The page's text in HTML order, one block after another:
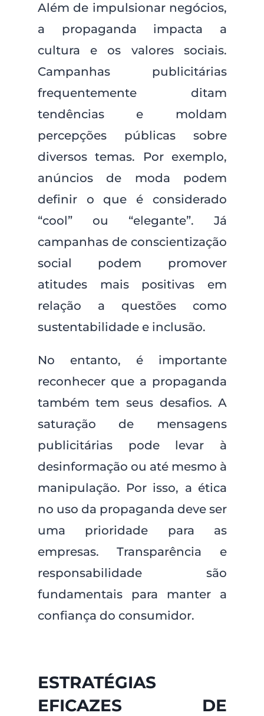
Além de impulsionar negócios,
a propaganda impacta a
cultura e os valores sociais.
Campanhas publicitárias
frequentemente ditam
tendências e moldam
percepções públicas sobre
diversos temas. Por exemplo,
anúncios de moda podem
definir o que é considerado
“cool” ou “elegante”. Já
campanhas de conscientização
social podem promover
atitudes mais positivas em
relação a questões como
sustentabilidade e inclusão.
No entanto, é importante
reconhecer que a propaganda
também tem seus desafios. A
saturação de mensagens
publicitárias pode levar à
desinformação ou até mesmo à
manipulação. Por isso, a ética
no uso da propaganda deve ser
uma prioridade para as
empresas. Transparência e
responsabilidade são
fundamentais para manter a
confiança do consumidor.
ESTRATÉGIAS
EFICAZES DE